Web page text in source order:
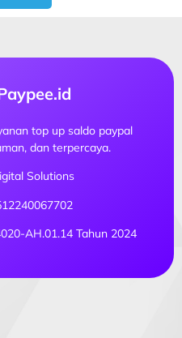
top up saldo paypal
dan terpercaya.
Solutions
AH.01.14 Tahun 2024